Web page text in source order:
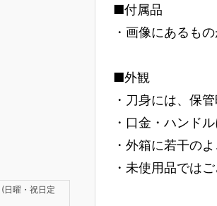
■付属品
・画像にあるも
■外観
・刀身には、保
・口金・ハンド
・外箱に若干の
・未使用品では
曜・祝日定